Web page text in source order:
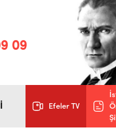
09
Efeler TV